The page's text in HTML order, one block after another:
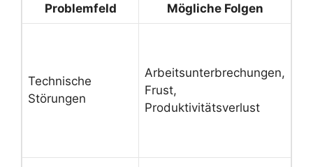
Problemfeld Mögliche Folgen
Technische
Störungen
Arbeitsunterbrechungen,
Frust,
Produktivitätsverlust